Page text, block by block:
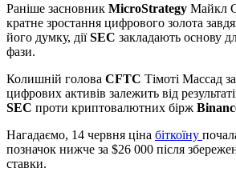
Раніше засновник MicroStrategy Майкл
кратне зростання цифрового золота
його думку, діїSEC закладають основу
фази.
Колишній голова CFTC Тімоті Массад
цифрових активів залежить від
SEC проти криптовалютних бірж
Нагадаємо, 14 червня ціна біткоїну
позначок нижче за $26 000 після
ставки.